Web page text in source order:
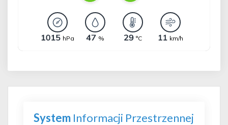
System Informacji Przestrzennej